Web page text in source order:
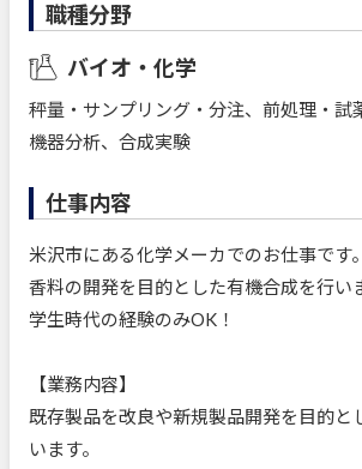
職種分野
バイオ・化学
秤量・サンプリング・分注、前処理・試
機器分析、合成実験
仕事内容
米沢市にある化学メーカでのお仕事です。
香料の開発を目的とした有機合成を行い
学生時代の経験のみOK！
【業務内容】
既存製品を改良や新規製品開発を目的と
います。